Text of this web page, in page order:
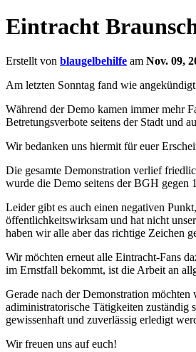
Eintracht
Erstellt von blaugelbehilfe am Nov. 09,
Am letzten Sonntag fand wie
Während der Demo kamen immer mehr
Betretungsverbote seitens der Stadt und
Wir bedanken uns hiermit für euer
Die gesamte Demonstration verlief
wurde die Demo seitens der BGH gegen
Leider gibt es auch einen negativen
öffentlichkeitswirksam und hat nicht
haben wir alle aber das richtige Zeichen
Wir möchten erneut alle Eintracht-Fans
im Ernstfall bekommt, ist die Arbeit an
Gerade nach der Demonstration
adiministratorische Tätigkeiten zuständig
gewissenhaft und zuverlässig erledigt
Wir freuen uns auf euch!